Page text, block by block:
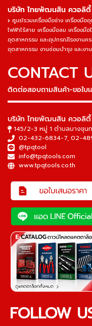
บริษัท ไทยพัฒนสิน ควอลิตี้
ศูนย์รวมเครื่องมือช่าง เครื่องมื
ไฟฟ้าไร้สาย เครื่องมือลม เครื่องมื
อุตสาหกรรม และอุปกรณ์โรงงานค
อุตสาหกรรม งานซ่อมบำรุง และงา
CONTACT
ติดต่อสอบถามสินค้า-ขอใบเ
บริษัท ไทยพัฒนสิน ควอลิตี้
145/2-3 หมู่ 1 ตำบลบางขุน
02-432-6834-7, 02-
@tpqtool
info@tpqtools.com
www.tpqtools.co.th
FOLLOW